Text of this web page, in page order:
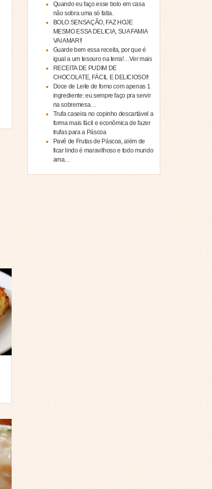
Quando eu faço esse bolo em casa
não sobra uma só fatia.
BOLO SENSAÇÃO, FAZ HOJE
MESMO ESSA DELICIA, SUA FAMIA
VAI AMAR!!
Guarde bem essa receita, por que é
igual a um tesouro na terra!…Ver mais
RECEITA DE PUDIM DE
CHOCOLATE, FÁCIL E DELICIOSO!!
Doce de Leite de forno com apenas 1
ingrediente: eu sempre faço pra servir
na sobremesa…
Trufa caseira no copinho descartável a
forma mais fácil e econômica de fazer
trufas para a Páscoa
Pavê de Frutas de Páscoa, além de
ficar lindo é maravilhoso e todo mundo
ama…